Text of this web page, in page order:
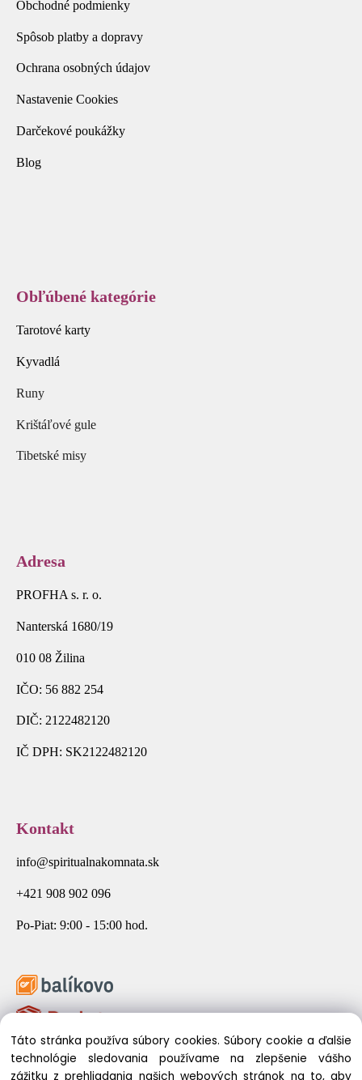
Obchodné podmienky
Spôsob platby a dopravy
Ochrana osobných údajov
Nastavenie Cookies
Darčekové poukážky
Blog
Obľúbené kategórie
Tarotové karty
Kyvadlá
Runy
Krištáľové gule
Tibetské misy
Adresa
PROFHA s. r. o.
Nanterská 1680/19
010 08 Žilina
IČO: 56 882 254
DIČ: 2122482120
IČ DPH: SK2122482120
Kontakt
info@spiritualnakomnata.sk
+421 908 902 096
Po-Piat: 9:00 - 15:00 hod.
Táto stránka používa súbory cookies. Súbory cookie a ďalšie
technológie sledovania používame na zlepšenie vášho
zážitku z prehliadania našich webových stránok na to, aby